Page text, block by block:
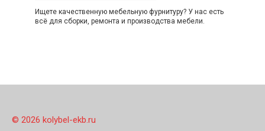
Ищете качественную мебельную фурнитуру? У нас есть
всё для сборки, ремонта и производства мебели.
© 2026 kolybel-ekb.ru